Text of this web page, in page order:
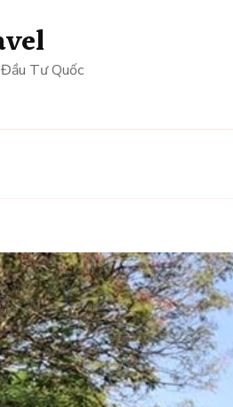
Tư Quốc